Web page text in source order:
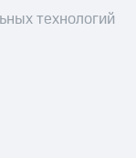
технологий